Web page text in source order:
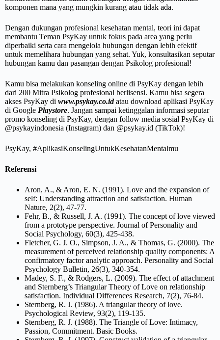
komponen mana yang mungkin kurang atau tidak ada.
Dengan dukungan profesional kesehatan mental, teori ini dapat
membantu Teman PsyKay untuk fokus pada area yang perlu
diperbaiki serta cara mengelola hubungan dengan lebih efektif
untuk memelihara hubungan yang sehat. Yuk, konsultasikan seputar
hubungan kamu dan pasangan dengan Psikolog profesional!
Kamu bisa melakukan konseling online di PsyKay dengan lebih
dari 200 Mitra Psikolog profesional berlisensi. Kamu bisa segera
akses PsyKay di www.psykay.co.idatau download aplikasi PsyKay
di Google Playstore. Jangan sampai ketinggalan informasi seputar
promo konseling di PsyKay, dengan follow media sosial PsyKay di
@psykayindonesia (Instagram) dan @psykay.id (TikTok)!
PsyKay, #AplikasiKonselingUntukKesehatanMentalmu
Referensi
Aron, A., & Aron, E. N. (1991). Love and the expansion of
self: Understanding attraction and satisfaction. Human
Nature, 2(2), 47-77.
Fehr, B., & Russell, J. A. (1991). The concept of love viewed
from a prototype perspective. Journal of Personality and
Social Psychology, 60(3), 425-438.
Fletcher, G. J. O., Simpson, J. A., & Thomas, G. (2000). The
measurement of perceived relationship quality components: A
confirmatory factor analytic approach. Personality and Social
Psychology Bulletin, 26(3), 340-354.
Madey, S. F., & Rodgers, L. (2009). The effect of attachment
and Sternberg’s Triangular Theory of Love on relationship
satisfaction. Individual Differences Research, 7(2), 76-84.
Sternberg, R. J. (1986). A triangular theory of love.
Psychological Review, 93(2), 119-135.
Sternberg, R. J. (1988). The Triangle of Love: Intimacy,
Passion, Commitment. Basic Books.